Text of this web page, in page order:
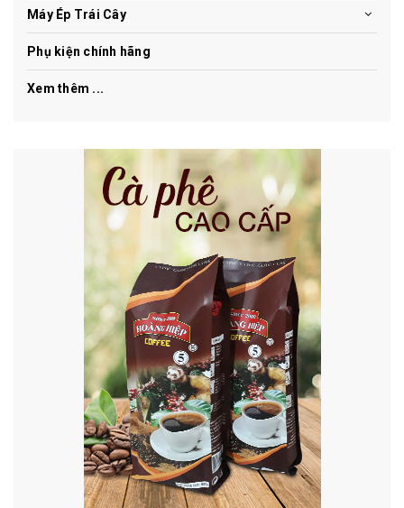
Máy Ép Trái Cây
Phụ kiện chính hãng
Xem thêm ...